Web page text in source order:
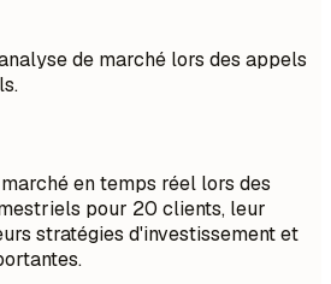
de marché lors des appels
en temps réel lors des
pour 20 clients, leur
stratégies d'investissement et